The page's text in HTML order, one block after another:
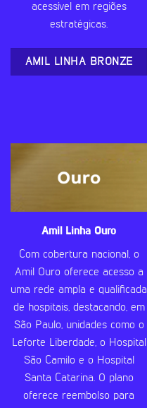
acessível em regiões
estratégicas.
AMIL LINHA BRONZE
Amil Linha Ouro
Com cobertura nacional, o
Amil Ouro oferece acesso a
uma rede ampla e qualificada
de hospitais, destacando, em
São Paulo, unidades como o
Leforte Liberdade, o Hospital
São Camilo e o Hospital
Santa Catarina. O plano
oferece reembolso para